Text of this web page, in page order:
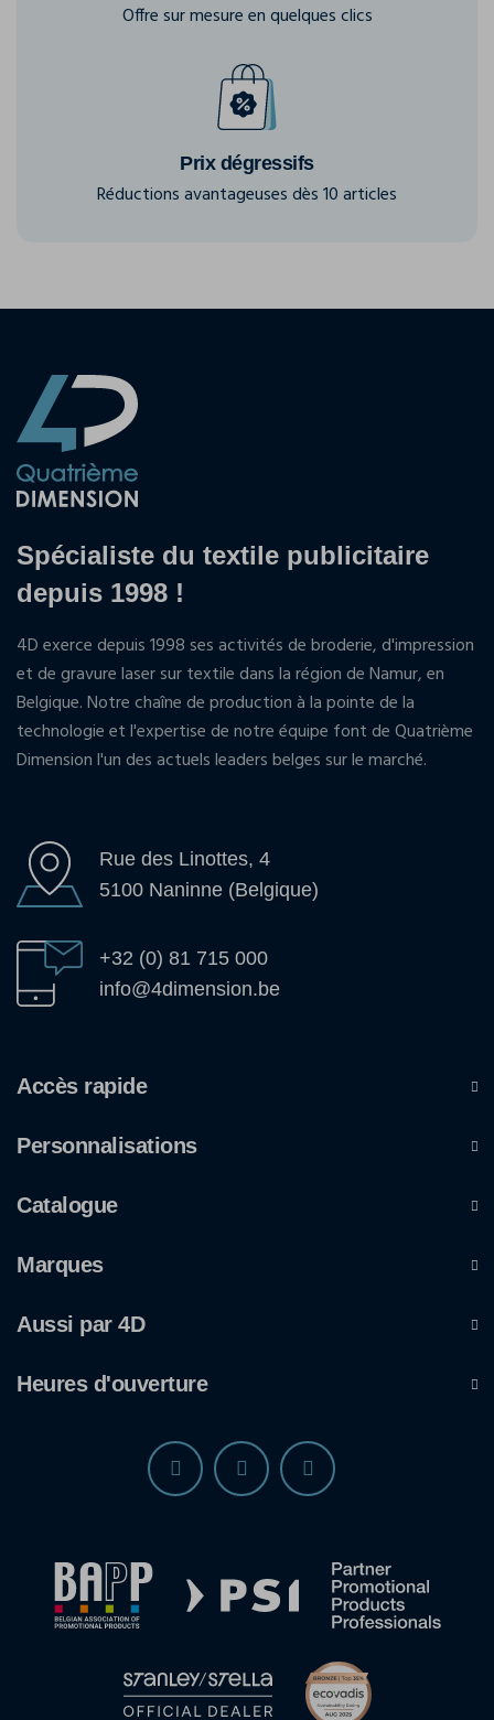
Offre sur mesure en quelques clics
Prix dégressifs
Réductions avantageuses dès 10 articles
Spécialiste du textile publicitaire
depuis 1998 !
4D exerce depuis 1998 ses activités de broderie, d'impression
et de gravure laser sur textile dans la région de Namur, en
Belgique. Notre chaîne de production à la pointe de la
technologie et l'expertise de notre équipe font de Quatrième
Dimension l'un des actuels leaders belges sur le marché.
Rue des Linottes, 4
5100 Naninne (Belgique)
+32 (0) 81 715 000
info@4dimension.be
Accès rapide
Personnalisations
Catalogue
Marques
Aussi par 4D
Heures d'ouverture